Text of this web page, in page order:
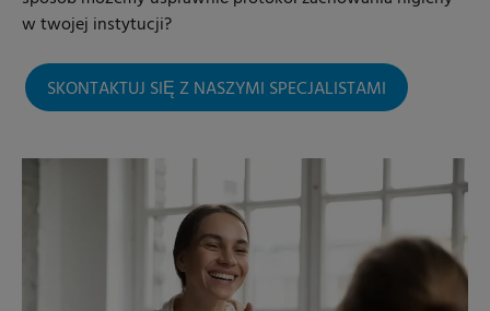
w twojej instytucji?
SKONTAKTUJ SIĘ Z NASZYMI SPECJALISTAMI